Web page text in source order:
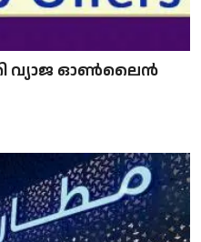
വ്യാജ ഓൺലൈൻ